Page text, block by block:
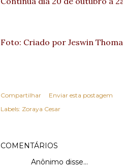
Foto: Criado por Jeswin
Compartilhar
Enviar esta postagem
Labels: Zoraya Cesar
COMENTÁRIOS
Anônimo disse…